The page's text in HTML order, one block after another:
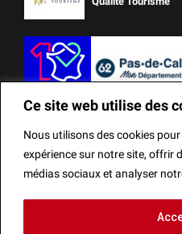
Ce site web utilise des
Nous utilisons des cookies
expérience sur notre site, offrir
médias sociaux et analyser
Ce site web utilise